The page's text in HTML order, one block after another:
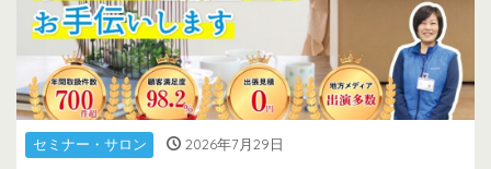
セミナー・サロン 2026年7月29日